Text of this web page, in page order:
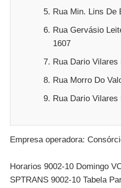
Rua Min. Lins De
Rua Gervásio
1607
Rua Dario Vilares
Rua Morro Do
Rua Dario Vilares
Empresa operadora:
Horarios 9002-10 Domingo
SPTRANS 9002-10 Tabela